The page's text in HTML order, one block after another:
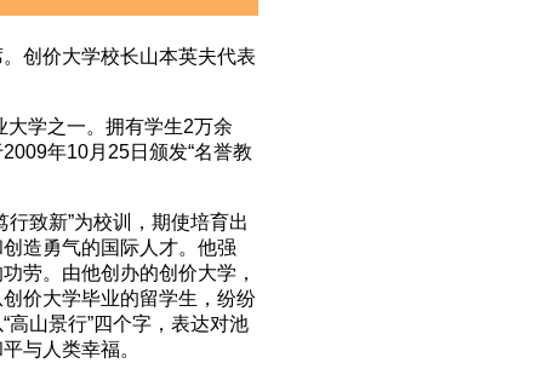
创价大学校长山本英夫代表
学之一。拥有学生2万余
年10月25日颁发“名誉教
致新”为校训，期使培育出
造勇气的国际人才。他强
劳。由他创办的创价大学，
价大学毕业的留学生，纷纷
山景行”四个字，表达对池
与人类幸福。